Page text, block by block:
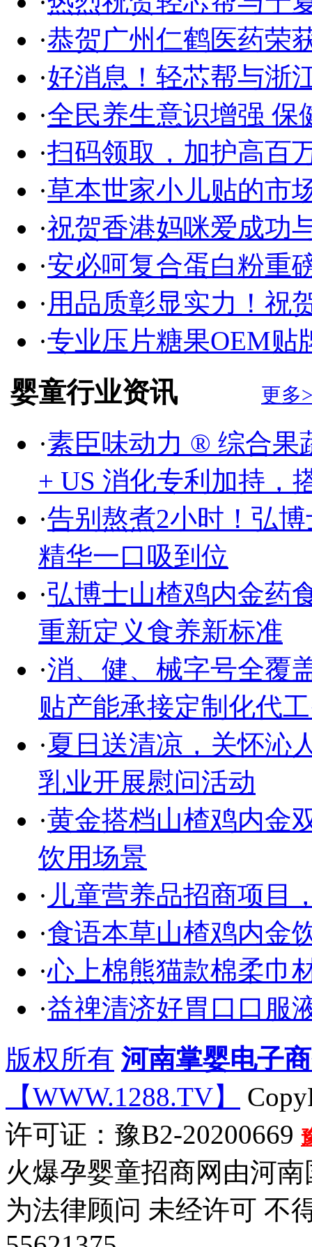
·恭贺广州仁鹤医药荣
·好消息！轻芯帮与浙
·全民养生意识增强 保
·扫码领取，加护高百
·草本世家小儿贴的市
·祝贺香港妈咪爱成功
·安必呵复合蛋白粉重
·用品质彰显实力！祝
·专业压片糖果OEM贴
婴童行业资讯 更多
·素臣味动力 ® 综合
+ US 消化专利加持，
·告别熬煮2小时！弘
精华一口吸到位
·弘博士山楂鸡内金药
重新定义食养新标准
·消、健、械字号全覆
贴产能承接定制化代
·夏日送清凉，关怀沁
乳业开展慰问活动
·黄金搭档山楂鸡内金
饮用场景
· 儿童营养品招商项目
·食语本草山楂鸡内金
·心上棉熊猫款棉柔巾
·益禆清济好胃口口服
版权所有 河南掌婴电子
【WWW.1288.TV】
许可证：豫B2-20200669
火爆孕婴童招商网由河
为法律顾问 未经许可 不